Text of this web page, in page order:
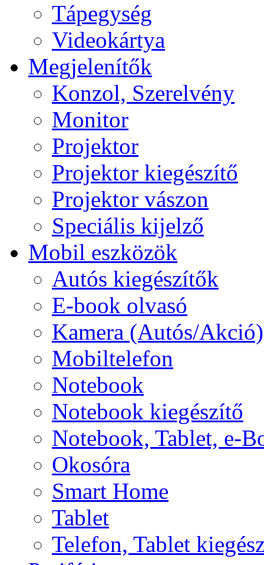
Tápegység
Videokártya
Megjelenítők
Konzol, Szerelvény
Monitor
Projektor
Projektor kiegészítő
Projektor vászon
Speciális kijelző
Mobil eszközök
Autós kiegészítők
E-book olvasó
Kamera (Autós/Akció)
Mobiltelefon
Notebook
Notebook kiegészítő
Notebook, Tablet, e-
Okosóra
Smart Home
Tablet
Telefon, Tablet